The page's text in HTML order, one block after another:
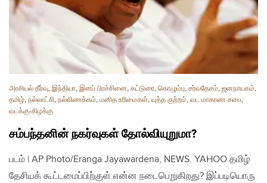
அரசியல் தீர்வு, இந்தியா, இனப் பிரச்சினை, கட்டுரை, கொழும்பு, சர்வதேசம், ஜனநாயகம்,
தமிழ், நல்லாட்சி, நல்லிணக்கம், மனித உரிமைகள், யுத்த குற்றம், வட மாகாண சபை,
வடக்கு-கிழக்கு
சம்பந்தனின் நகர்வுகள் தோல்வியுறுமா?
படம் | AP Photo/Eranga Jayawardena, NEWS. YAHOO தமிழ்
தேசியக் கூட்டமைப்பிற்குள் என்ன நடைபெறுகிறது? இப்படியொரு